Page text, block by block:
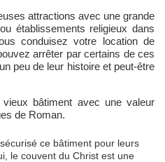
attractions avec une grande
établissements religieux dans
conduisez votre location de
arrêter par certains de ces
peu de leur histoire et peut-être
bâtiment avec une valeur
de Roman.
ce bâtiment pour leurs
le couvent du Christ est une